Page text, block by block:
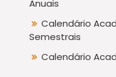
Anuais
Calendário
Semestrais
Calendário